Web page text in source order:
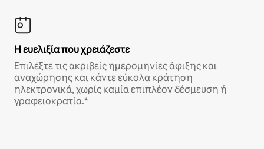
Η ευελιξία που χρειάζεστε
Επιλέξτε τις ακριβείς ημερομηνίες άφιξης και
αναχώρησης και κάντε εύκολα κράτηση
ηλεκτρονικά, χωρίς καμία επιπλέον δέσμευση ή
γραφειοκρατία.*